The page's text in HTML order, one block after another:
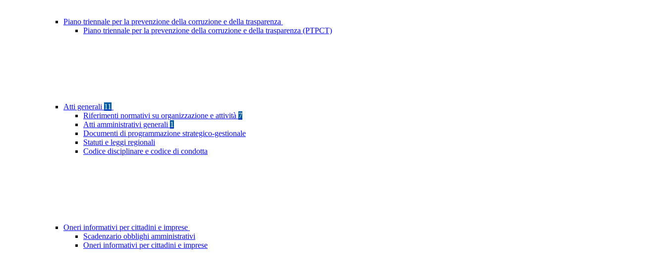
Piano triennale per la prevenzione della corruzione e della trasparenza
Piano triennale per la prevenzione della corruzione e della trasparenza (PTPCT)
Atti generali 11
Riferimenti normativi su organizzazione e attività 7
Atti amministrativi generali 1
Documenti di programmazione strategico-gestionale
Statuti e leggi regionali
Codice disciplinare e codice di condotta
Oneri informativi per cittadini e imprese
Scadenzario obblighi amministrativi
Oneri informativi per cittadini e imprese